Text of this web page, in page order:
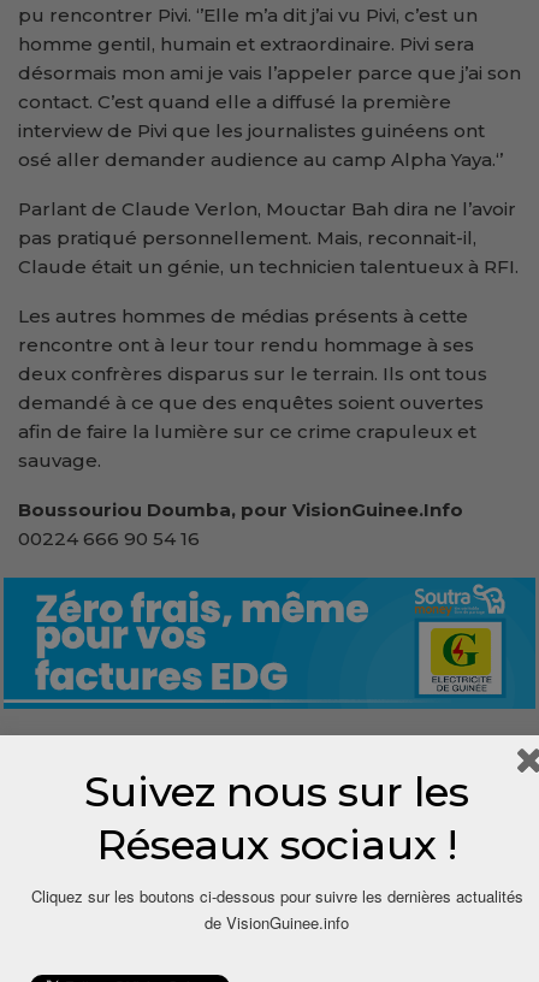
pu rencontrer Pivi. ‘’Elle m’a dit j’ai vu Pivi, c’est un
homme gentil, humain et extraordinaire. Pivi sera
désormais mon ami je vais l’appeler parce que j’ai son
contact. C’est quand elle a diffusé la première
interview de Pivi que les journalistes guinéens ont
osé aller demander audience au camp Alpha Yaya.‘’
Parlant de Claude Verlon, Mouctar Bah dira ne l’avoir
pas pratiqué personnellement. Mais, reconnait-il,
Claude était un génie, un technicien talentueux à RFI.
Les autres hommes de médias présents à cette
rencontre ont à leur tour rendu hommage à ses
deux confrères disparus sur le terrain. Ils ont tous
demandé à ce que des enquêtes soient ouvertes
afin de faire la lumière sur ce crime crapuleux et
sauvage.
Boussouriou Doumba, pour VisionGuinee.Info
00224 666 90 54 16
Share
Suivez nous sur les
Réseaux sociaux !
Cliquez sur les boutons ci-dessous pour suivre les dernières actualités
de VisionGuinee.info